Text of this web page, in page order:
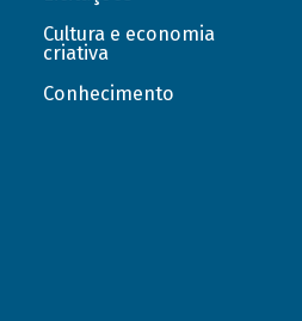
Cultura e economia
criativa
Conhecimento